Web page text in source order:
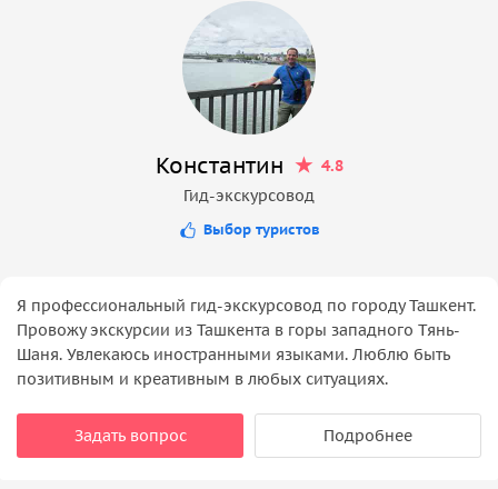
Константин
4.8
Гид-экскурсовод
Выбор туристов
Я профессиональный гид-экскурсовод по городу Ташкент.
Провожу экскурсии из Ташкента в горы западного Тянь-
Шаня. Увлекаюсь иностранными языками. Люблю быть
позитивным и креативным в любых ситуациях.
Задать вопрос Подробнее